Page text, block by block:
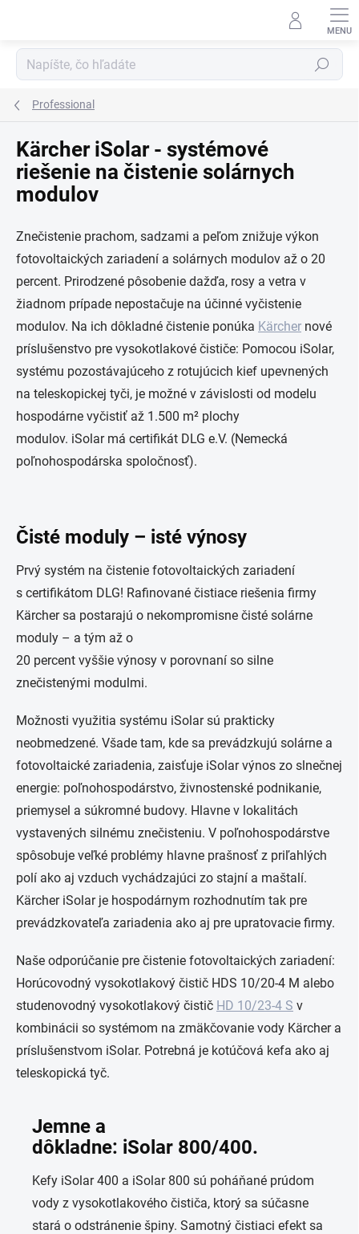
Hľadať
Professional
Kärcher iSolar - systémové
riešenie na čistenie solárnych
modulov
Znečistenie prachom, sadzami a peľom znižuje výkon
fotovoltaických zariadení a solárnych modulov až o 20
percent. Prirodzené pôsobenie dažďa, rosy a vetra v
žiadnom prípade nepostačuje na účinné vyčistenie
modulov. Na ich dôkladné čistenie ponúka Kärcher nové
príslušenstvo pre vysokotlakové čističe: Pomocou iSolar,
systému pozostávajúceho z rotujúcich kief upevnených
na teleskopickej tyči, je možné v závislosti od modelu
hospodárne vyčistiť až 1.500 m² plochy
modulov. iSolarmá certifikát DLG e.V. (Nemecká
poľnohospodárska spoločnosť).
Čisté moduly – isté výnosy
Prvý systém na čistenie fotovoltaických zariadení
s certifikátom DLG! Rafinované čistiace riešenia firmy
Kärcher sa postarajú o nekompromisne čisté solárne
moduly – a tým až o
20 percent vyššie výnosy v porovnaní so silne
znečistenými modulmi.
Možnosti využitia systému iSolar sú prakticky
neobmedzené. Všade tam, kde sa prevádzkujú solárne a
fotovoltaické zariadenia, zaisťuje iSolar výnos zo slnečnej
energie: poľnohospodárstvo, živnostenské podnikanie,
priemysel a súkromné budovy. Hlavne v lokalitách
vystavených silnému znečisteniu. V poľnohospodárstve
spôsobuje veľké problémy hlavne prašnosť z priľahlých
polí ako aj vzduch vychádzajúci zo stajní a maštalí.
Kärcher iSolar je hospodárnym rozhodnutím tak pre
prevádzkovateľa zariadenia ako aj pre upratovacie firmy.
Naše odporúčanie pre čistenie fotovoltaických zariadení:
Horúcovodný vysokotlakový čistič HDS 10/20-4 M alebo
studenovodný vysokotlakový čistič HD 10/23-4 S v
kombinácii so systémom na zmäkčovanie vody Kärcher a
príslušenstvom iSolar. Potrebná je kotúčová kefa ako aj
teleskopická tyč.
Jemne a
dôkladne: iSolar 800/400.
Kefy iSolar 400 a iSolar 800 sú poháňané prúdom
vody z vysokotlakového čističa, ktorý sa súčasne
stará o odstránenie špiny. Samotný čistiaci efekt sa